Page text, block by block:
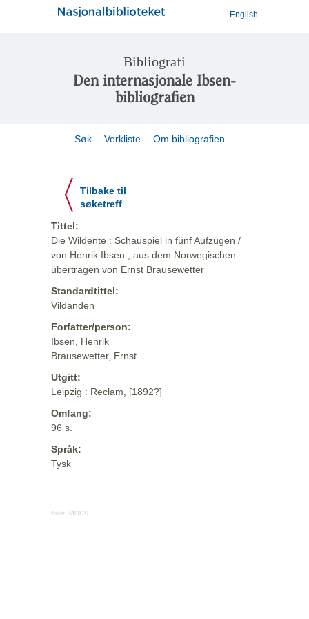
English
Bibliografi
Den internasjonale Ibsen-
bibliografien
Søk Verkliste Om bibliografien
Tilbake til
søketreff
Tittel:
Die Wildente : Schauspiel in fünf Aufzügen /
von Henrik Ibsen ; aus dem Norwegischen
übertragen von Ernst Brausewetter
Standardtittel:
Vildanden
Forfatter/person:
Ibsen, Henrik
Brausewetter, Ernst
Utgitt:
Leipzig : Reclam, [1892?]
Omfang:
96 s.
Språk:
Tysk
Kilde: MODS